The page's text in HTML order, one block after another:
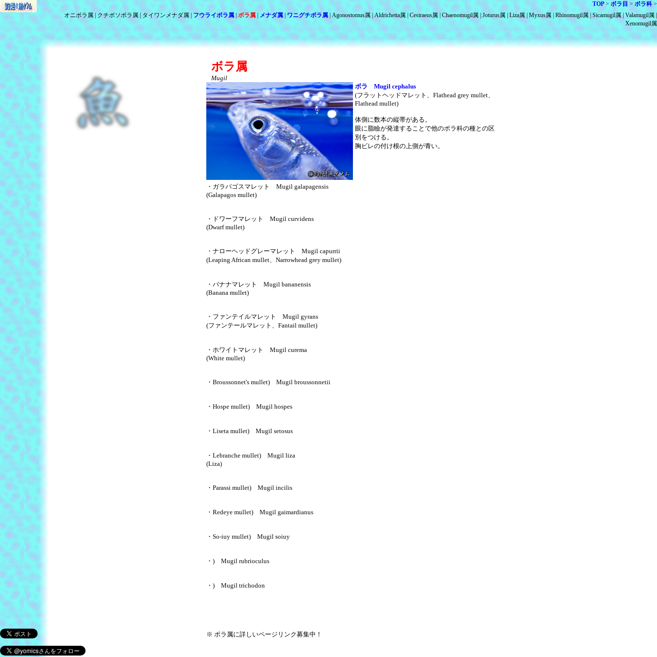
ボラ属
Mugil
ボラ Mugil cephalus
(フラットヘッドマレット、Flathead grey mullet、
Flathead mullet)
体側に数本の縦帯がある。
眼に脂瞼が発達することで他のボラ科の種との区
別をつける。
胸ビレの付け根の上側が青い。
・ガラパゴスマレット Mugil galapagensis
(Galapagos mullet)
・ドワーフマレット Mugil curvidens
(Dwarf mullet)
・ナローヘッドグレーマレット Mugil capurrii
(Leaping African mullet、Narrowhead grey mullet)
・バナナマレット Mugil bananensis
(Banana mullet)
・ファンテイルマレット Mugil gyrans
(ファンテールマレット、Fantail mullet)
・ホワイトマレット Mugil curema
(White mullet)
・Broussonnet's mullet) Mugil broussonnetii
・Hospe mullet) Mugil hospes
・Liseta mullet) Mugil setosus
・Lebranche mullet) Mugil liza
(Liza)
・Parassi mullet) Mugil incilis
・Redeye mullet) Mugil gaimardianus
・So-iuy mullet) Mugil soiuy
・) Mugil rubrioculus
・) Mugil trichodon
※ ボラ属に詳しいページリンク募集中！
TOP ボラ目
ボラ科
オニボラ属
クチボソボラ属 タイワンメナダ属 フウライボラ属 ボラ属 メナダ属 ワニグチボラ属 Agonostomus属 Aldrichetta属 Cestraeus属 Chaenomugil属 Joturus属 Liza属 Myxus属 Rhinomugil属 Sicamugil属 Valamugil属
Xenomugil属